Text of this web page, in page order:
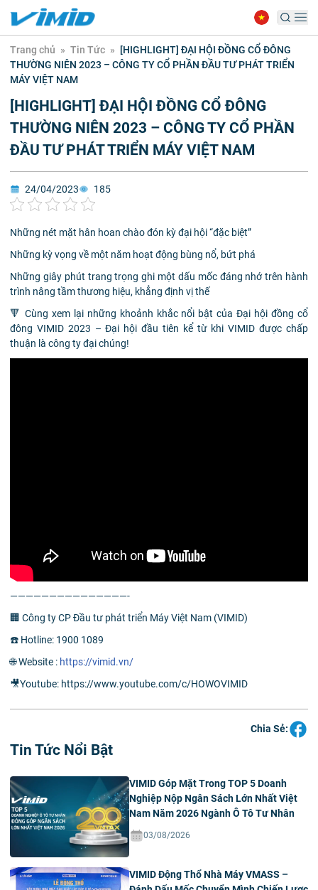
Trang chủ » Tin Tức »
[HIGHLIGHT] ĐẠI HỘI ĐỒNG CỔ ĐÔNG
THƯỜNG NIÊN 2023 – CÔNG TY CỔ PHẦN ĐẦU TƯ PHÁT TRIỂN
MÁY VIỆT NAM
[HIGHLIGHT] ĐẠI HỘI ĐỒNG CỔ ĐÔNG
THƯỜNG NIÊN 2023 – CÔNG TY CỔ PHẦN
ĐẦU TƯ PHÁT TRIỂN MÁY VIỆT NAM
24/04/2023 185
Những nét mặt hân hoan chào đón kỳ đại hội “đặc biệt”
Những kỳ vọng về một năm hoạt động bùng nổ, bứt phá
Những giây phút trang trọng ghi một dấu mốc đáng nhớ trên hành
trình nâng tầm thương hiệu, khẳng định vị thế
🔻 Cùng xem lại những khoảnh khắc nổi bật của Đại hội đồng cổ
đông VIMID 2023 – Đại hội đầu tiên kể từ khi VIMID được chấp
thuận là công ty đại chúng!
———————————————-
🏢 Công ty CP Đầu tư phát triển Máy Việt Nam (VIMID)
☎️ Hotline: 1900 1089
🌐 Website : https://vimid.vn/
🎥Youtube: https://www.youtube.com/c/HOWOVIMID
Chia Sẻ:
Tin Tức Nổi Bật
VIMID Góp Mặt Trong TOP 5 Doanh
Nghiệp Nộp Ngân Sách Lớn Nhất Việt
Nam Năm 2026 Ngành Ô Tô Tư Nhân
03/08/2026
VIMID Động Thổ Nhà Máy VMASS –